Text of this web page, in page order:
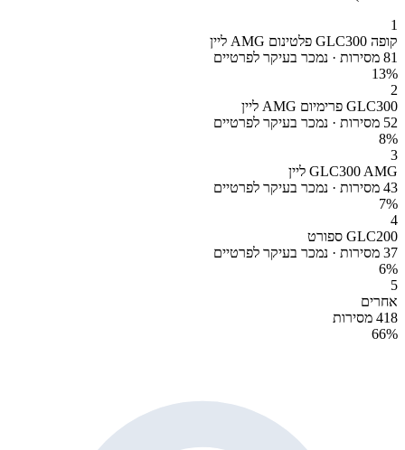
1
קופה GLC300 פלטינום AMG ליין
81 מסירות · נמכר בעיקר לפרטיים
13%
2
GLC300 פרימיום AMG ליין
52 מסירות · נמכר בעיקר לפרטיים
8%
3
GLC300 AMG ליין
43 מסירות · נמכר בעיקר לפרטיים
7%
4
GLC200 ספורט
37 מסירות · נמכר בעיקר לפרטיים
6%
5
אחרים
418 מסירות
66%